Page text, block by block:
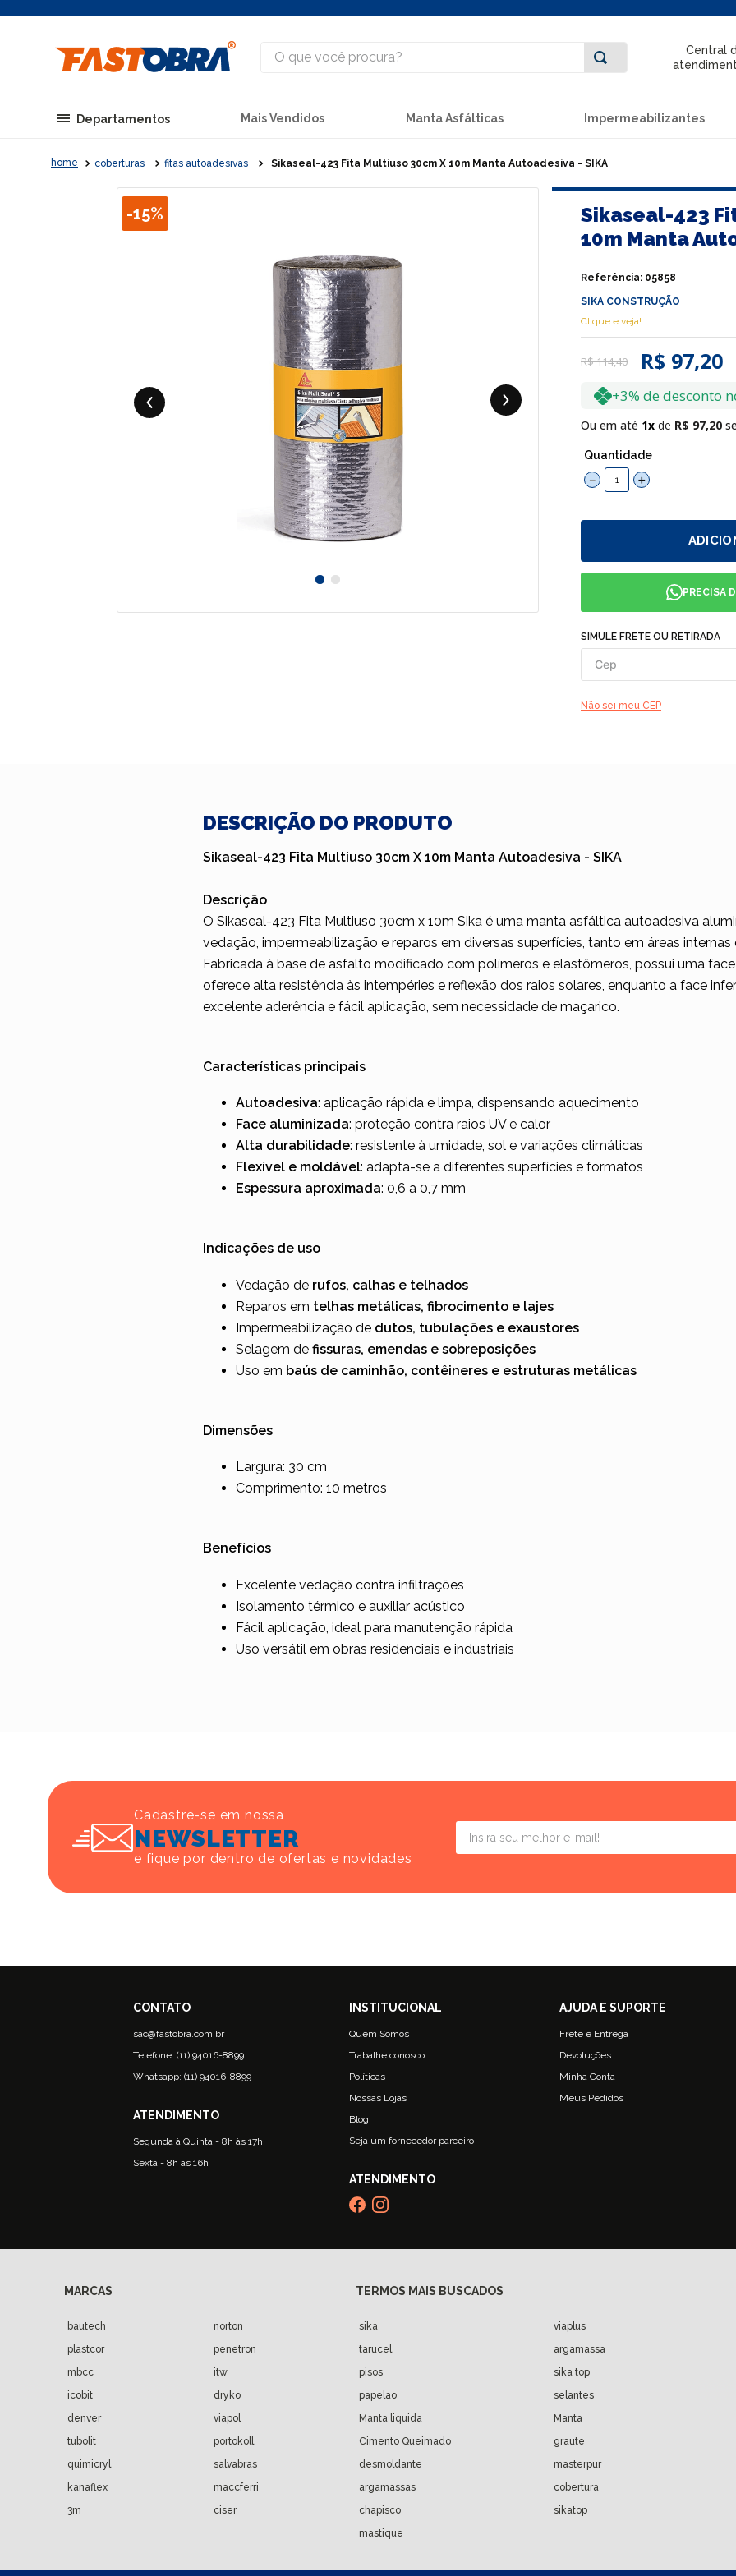
O que você procura?
Central
Departamentos Mais Vendidos Manta Asfálticas Impermeabilizantes
coberturas fitas autoadesivas Sikaseal-423 Fita Multiuso 30cm X 10m Manta Autoadesiva - SIKA
-15%
Sikaseal-423
10m Manta
Referência: 05858
SIKA CONSTRUÇÃO
Clique e veja!
R$114,40 R$ 97,20
+3% de desconto
Ou em até 1 R$ 97,20
Quantidade
＋
－
PRECISA
SIMULE FRETE OU RETIRADA
Não sei meu CEP
DESCRIÇÃO DO PRODUTO
Sikaseal-423 Fita Multiuso 30cm X 10m Manta Autoadesiva - SIKA
Descrição
O Sikaseal-423 Fita Multiuso 30cm x 10m Sika é uma manta asfáltica autoadesiva
vedação, impermeabilização e reparos em diversas superfícies, tanto em áreas internas
Fabricada à base de asfalto modificado com polímeros e elastômeros, possui uma
oferece alta resistência às intempéries e reflexão dos raios solares, enquanto a face
excelente aderência e fácil aplicação, sem necessidade de maçarico.
Características principais
Autoadesiva: aplicação rápida e limpa, dispensando aquecimento
Face aluminizada: proteção contra raios UV e calor
Alta durabilidade: resistente à umidade, sol e variações climáticas
Flexível e moldável: adapta-se a diferentes superfícies e formatos
Espessura aproximada: 0,6 a 0,7 mm
Indicações de uso
Vedação de rufos, calhas e telhados
Reparos em telhas metálicas, fibrocimento e lajes
Impermeabilização de dutos, tubulações e exaustores
Selagem de fissuras, emendas e sobreposições
Uso em baús de caminhão, contêineres e estruturas metálicas
Dimensões
Largura: 30 cm
Comprimento: 10 metros
Benefícios
Excelente vedação contra infiltrações
Isolamento térmico e auxiliar acústico
Fácil aplicação, ideal para manutenção rápida
Uso versátil em obras residenciais e industriais
Cadastre-se em nossa
NEWSLETTER
e fique por dentro de ofertas e novidades
sac@fastobra.com.br
Telefone: (11) 94016-8899
Whatsapp: (11) 94016-8899
Segunda à Quinta - 8h às 17h
Sexta - 8h às 16h
Quem Somos
Trabalhe conosco
Políticas
Nossas Lojas
Blog
Seja um fornecedor parceiro
Frete e Entrega
Devoluções
Minha Conta
Meus Pedidos
bautech
norton
plastcor
penetron
mbcc
itw
icobit
dryko
denver
viapol
tubolit
portokoll
quimicryl
salvabras
kanaflex
maccferri
3m
ciser
sika viaplus
tarucel
argamassa
pisos
sika top
papelao
selantes
Manta liquida
Manta
Cimento Queimado
graute
desmoldante
masterpur
argamassas
cobertura
chapisco
sikatop
mastique